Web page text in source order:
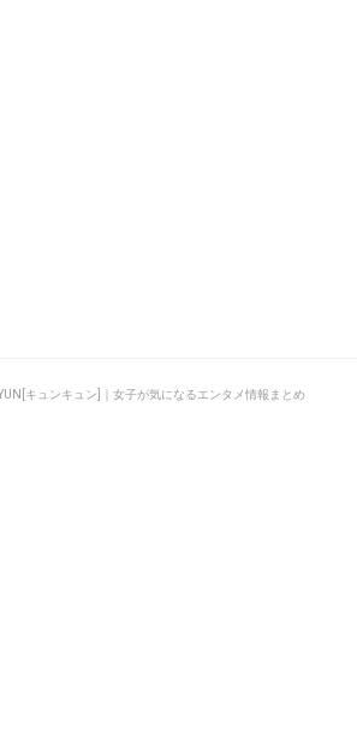
キュンキュン]｜女子が気になるエンタメ情報まとめ